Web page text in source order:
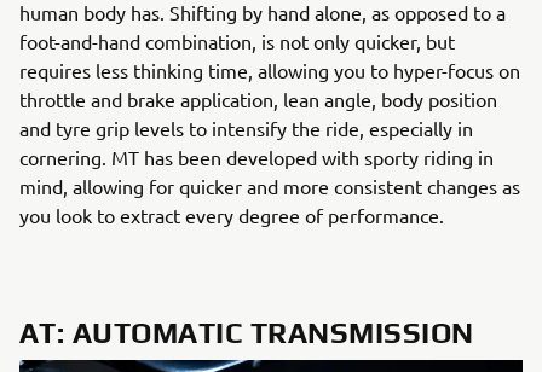
human body has. Shifting by hand alone, as opposed to a
foot-and-hand combination, is not only quicker, but
requires less thinking time, allowing you to hyper-focus on
throttle and brake application, lean angle, body position
and tyre grip levels to intensify the ride, especially in
cornering. MT has been developed with sporty riding in
mind, allowing for quicker and more consistent changes as
you look to extract every degree of performance.
AT: AUTOMATIC TRANSMISSION